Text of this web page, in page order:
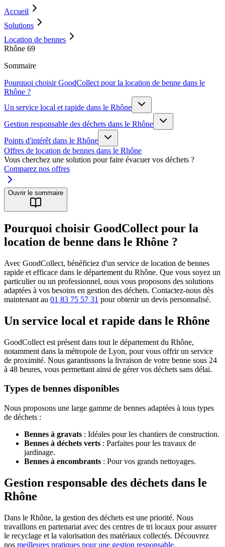
Accueil
Solutions
Location de bennes
Rhône 69
Sommaire
Pourquoi choisir GoodCollect pour la location de benne dans le
Rhône ?
Un service local et rapide dans le Rhône
Gestion responsable des déchets dans le Rhône
Points d'intérêt dans le Rhône
Offres de location de bennes dans le Rhône
Vous cherchez une solution pour faire évacuer vos déchets ?
Comparez nos offres
Ouvrir le sommaire
Pourquoi choisir GoodCollect pour la
location de benne dans le Rhône ?
Avec GoodCollect, bénéficiez d'un service de location de bennes
rapide et efficace dans le département du Rhône. Que vous soyez un
particulier ou un professionnel, nous vous proposons des solutions
adaptées à vos besoins en gestion des déchets. Contactez-nous dès
maintenant au 01 83 75 57 31 pour obtenir un devis personnalisé.
Un service local et rapide dans le Rhône
GoodCollect est présent dans tout le département du Rhône,
notamment dans la métropole de Lyon, pour vous offrir un service
de proximité. Nous garantissons la livraison de votre benne sous 24
à 48 heures, vous permettant ainsi de gérer vos déchets sans délai.
Types de bennes disponibles
Nous proposons une large gamme de bennes adaptées à tous types
de déchets :
Bennes à gravats : Idéales pour les chantiers de construction.
Bennes à déchets verts : Parfaites pour les travaux de
jardinage.
Bennes à encombrants : Pour vos grands nettoyages.
Gestion responsable des déchets dans le
Rhône
Dans le Rhône, la gestion des déchets est une priorité. Nous
travaillons en partenariat avec des centres de tri locaux pour assurer
le recyclage et la valorisation des matériaux collectés. Découvrez
nos meilleures pratiques pour une gestion responsable.